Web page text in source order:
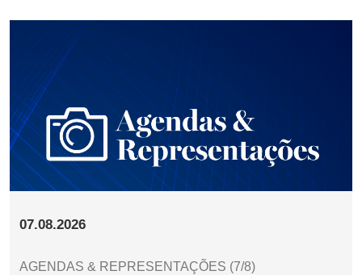
07.08.2026
AGENDAS & REPRESENTAÇÕES (7/8)